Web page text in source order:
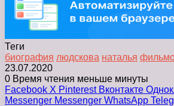
Теги
биография людскова наталья
23.07.2020
0 Время чтения меньше минуты
Facebook X Pinterest Вконтакте
Messenger Messenger WhatsApp